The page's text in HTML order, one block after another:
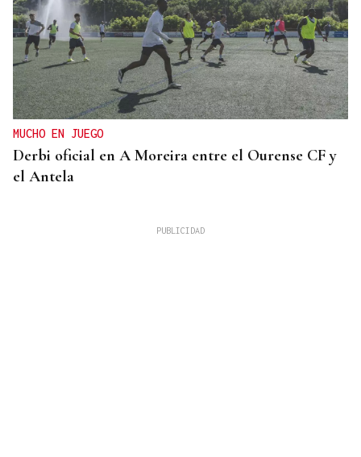
MUCHO EN JUEGO
Derbi oficial en A Moreira entre el Ourense CF y
el Antela